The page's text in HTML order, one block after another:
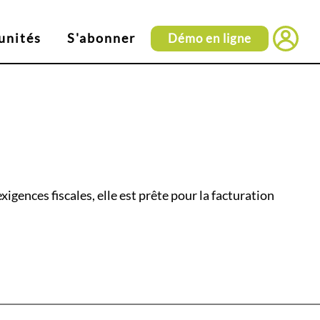
S'abonner Démo en ligne
fiscales, elle est prête pour la facturation